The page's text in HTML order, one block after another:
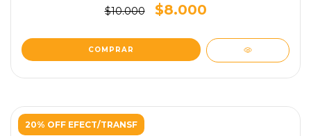
$10.000 $8.000
20% OFF EFECT/TRANSF